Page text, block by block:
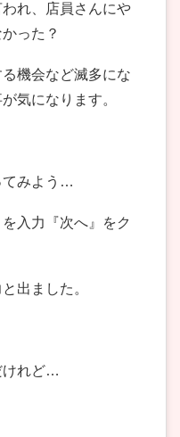
れ、店員さんにや
った？
機会など滅多にな
気になります。
てみよう…
入力『次へ』をク
出ました。
けれど…